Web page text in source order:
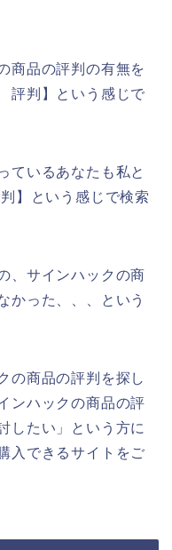
商品の評判の有無を
評判】という感じで
ているあなたも私と
】という感じで検索
、サインハックの商
かった、、、という
の商品の評判を探し
ンハックの商品の評
したい」という方に
入できるサイトをご